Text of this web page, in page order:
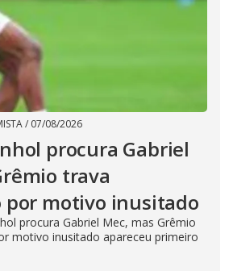
/ 07/08/2026
procura Gabriel
trava
por motivo inusitado
procura Gabriel Mec, mas Grêmio
motivo inusitado apareceu primeiro